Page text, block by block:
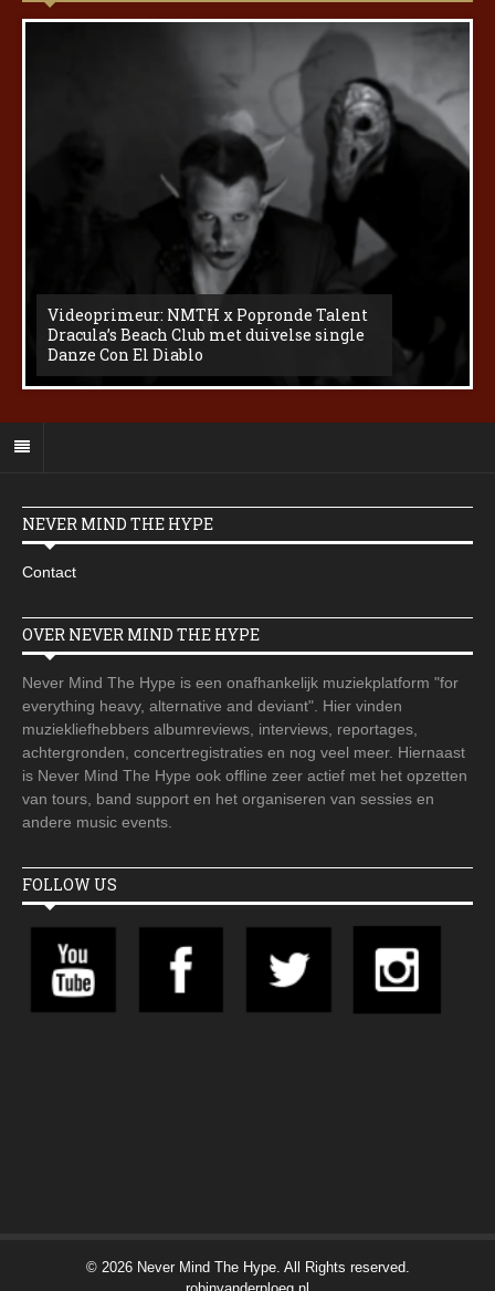
Videoprimeur: NMTH x Popronde Talent
Dracula’s Beach Club met duivelse single
Danze Con El Diablo
NEVER MIND THE HYPE
Contact
OVER NEVER MIND THE HYPE
Never Mind The Hype is een onafhankelijk muziekplatform "for
everything heavy, alternative and deviant". Hier vinden
muziekliefhebbers albumreviews, interviews, reportages,
achtergronden, concertregistraties en nog veel meer. Hiernaast
is Never Mind The Hype ook offline zeer actief met het opzetten
van tours, band support en het organiseren van sessies en
andere music events.
FOLLOW US
© 2026 Never Mind The Hype. All Rights reserved.